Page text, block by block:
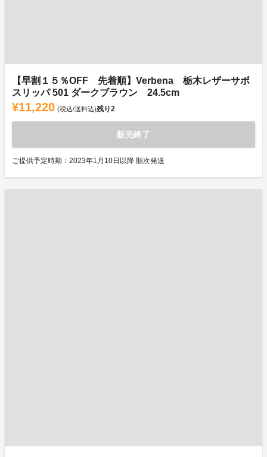
【早割１５％OFF 先着順】Verbena 栃木レザーサボ
スリッパ 501 ダークブラウン 24.5cm
¥11,220 (税込/送料込)残り2
販売終了
ご提供予定時期：2023年1月10日以降 順次発送